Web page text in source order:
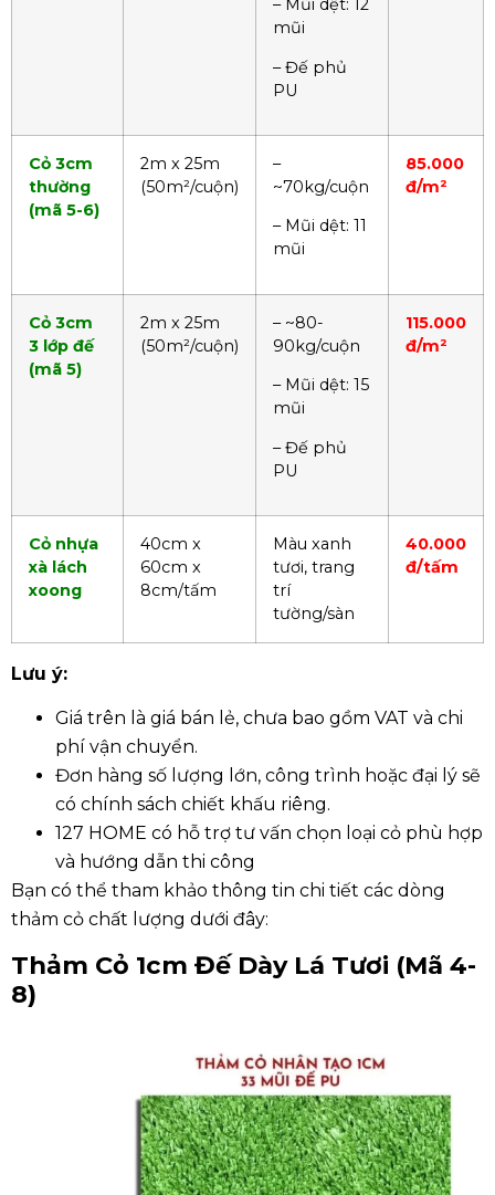
– Mũi dệt: 12
mũi
– Đế phủ
PU
Cỏ 3cm
thường
(mã 5-6)
2m x 25m
(50m²/cuộn)
–
~70kg/cuộn
– Mũi dệt: 11
mũi
85.000
đ/m²
Cỏ 3cm
3 lớp đế
(mã 5)
2m x 25m
(50m²/cuộn)
– ~80-
90kg/cuộn
– Mũi dệt: 15
mũi
– Đế phủ
PU
115.000
đ/m²
Cỏ nhựa
xà lách
xoong
40cm x
60cm x
8cm/tấm
Màu xanh
tươi, trang
trí
tường/sàn
40.000
đ/tấm
Lưu ý:
Giá trên là giá bán lẻ, chưa bao gồm VAT và chi
phí vận chuyển.
Đơn hàng số lượng lớn, công trình hoặc đại lý sẽ
có chính sách chiết khấu riêng.
127 HOME có hỗ trợ tư vấn chọn loại cỏ phù hợp
và hướng dẫn thi công
Bạn có thể tham khảo thông tin chi tiết các dòng
thảm cỏ chất lượng dưới đây:
Thảm Cỏ 1cm Đế Dày Lá Tươi (Mã 4-
8)